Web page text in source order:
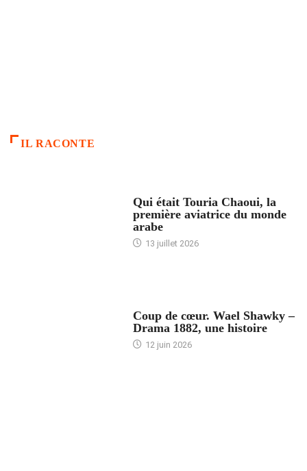
IL RACONTE
Qui était Touria Chaoui, la
première aviatrice du monde
arabe
13 juillet 2026
Coup de cœur. Wael Shawky –
Drama 1882, une histoire
12 juin 2026